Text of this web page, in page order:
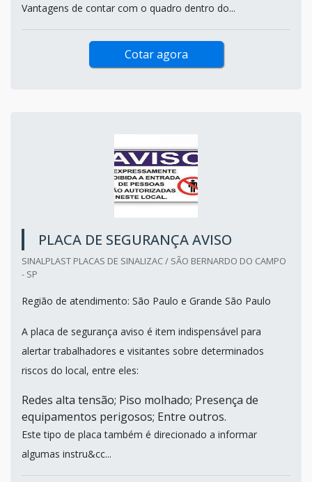
Vantagens de contar com o quadro dentro do...
Cotar agora
PLACA DE SEGURANÇA AVISO
SINALPLAST PLACAS DE SINALIZAC / SÃO BERNARDO DO CAMPO
- SP
Região de atendimento: São Paulo e Grande São Paulo
A placa de segurança aviso é item indispensável para
alertar trabalhadores e visitantes sobre determinados
riscos do local, entre eles:
Redes alta tensão; Piso molhado; Presença de
equipamentos perigosos; Entre outros.
Este tipo de placa também é direcionado a informar
algumas instru&cc...